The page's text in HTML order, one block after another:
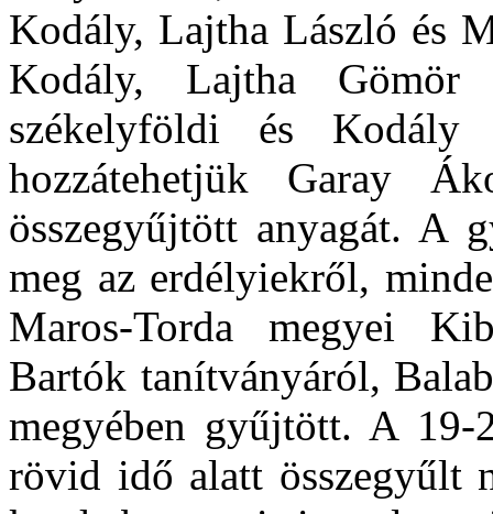
Kodály, Lajtha László és
Kodály, Lajtha Gömör
székelyföldi és Kodály
hozzátehetjük Garay
összegyűjtött anyagát. A
meg az erdélyiekről,
Maros-Torda megyei
Bartók tanítványáról,
megyében gyűjtött. A 19-
rövid idő alatt összegyűlt